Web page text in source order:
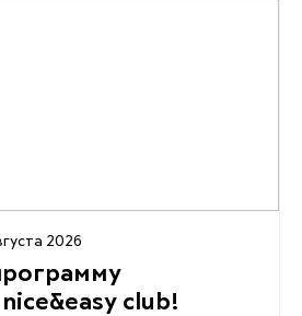
2026
club!